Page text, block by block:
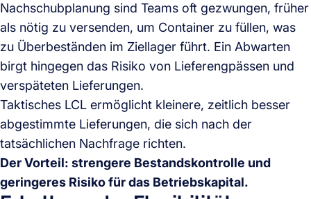
Nachschubplanung sind Teams oft gezwungen, früher
als nötig zu versenden, um Container zu füllen, was
zu Überbeständen im Ziellager führt. Ein Abwarten
birgt hingegen das Risiko von Lieferengpässen und
verspäteten Lieferungen.
Taktisches LCL ermöglicht kleinere, zeitlich besser
abgestimmte Lieferungen, die sich nach der
tatsächlichen Nachfrage richten.
Der Vorteil: strengere Bestandskontrolle und
geringeres Risiko für das Betriebskapital.